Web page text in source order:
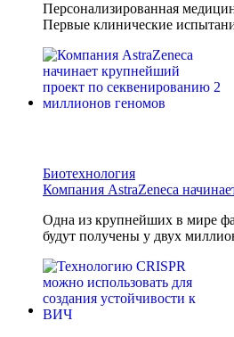
Персонализированная
Первые клинические
Биотехнология
Компания AstraZeneca
Одна из крупнейших в мире
будут получены у двух